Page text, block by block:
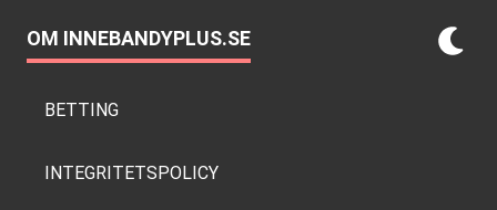
OM INNEBANDYPLUS.SE
BETTING
INTEGRITETSPOLICY